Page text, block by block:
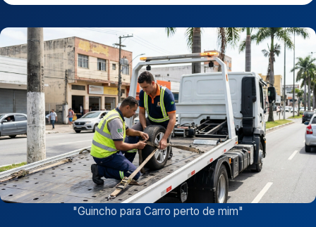
"Guincho para Carro perto de mim"